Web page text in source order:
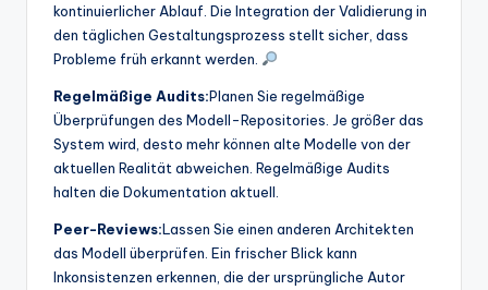
kontinuierlicher Ablauf. Die Integration der Validierung in
den täglichen Gestaltungsprozess stellt sicher, dass
Probleme früh erkannt werden.
Regelmäßige Audits:Planen Sie regelmäßige
Überprüfungen des Modell-Repositories. Je größer das
System wird, desto mehr können alte Modelle von der
aktuellen Realität abweichen. Regelmäßige Audits
halten die Dokumentation aktuell.
Peer-Reviews:Lassen Sie einen anderen Architekten
das Modell überprüfen. Ein frischer Blick kann
Inkonsistenzen erkennen, die der ursprüngliche Autor